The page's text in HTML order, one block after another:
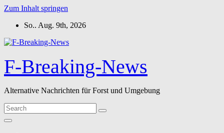
Zum Inhalt springen
So.. Aug. 9th, 2026
F-Breaking-News
Alternative Nachrichten für Forst und Umgebung